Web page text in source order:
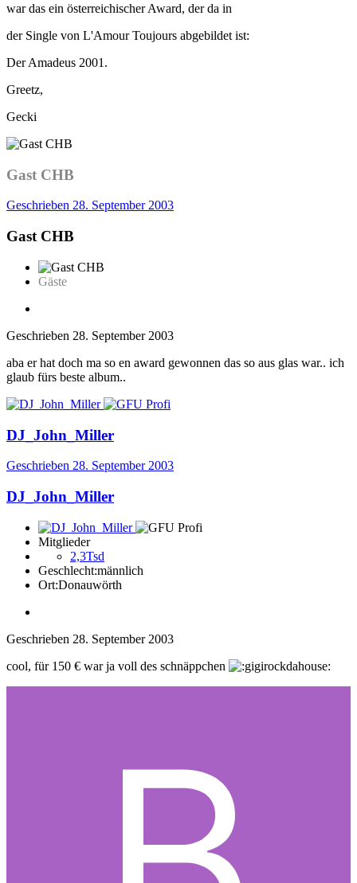
war das ein österreichischer Award, der da in
der Single von L'Amour Toujours abgebildet ist:
Der Amadeus 2001.
Greetz,
Gecki
Gast CHB
Geschrieben 28. September 2003
Gast CHB
Gäste
Geschrieben 28. September 2003
aba er hat doch ma so en award gewonnen das so aus glas war.. ich
glaub fürs beste album..
DJ_John_Miller
Geschrieben 28. September 2003
DJ_John_Miller
Mitglieder
2,3Tsd
Geschlecht:männlich
Ort:Donauwörth
Geschrieben 28. September 2003
cool, für 150 € war ja voll des schnäppchen